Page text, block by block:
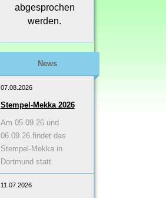
abgesprochen
werden.
News
07.08.2026
Stempel-Mekka 2026
Am 05.09.26 und
06.09.26 findet das
Stempel-Mekka in
Dortmund statt.
11.07.2026